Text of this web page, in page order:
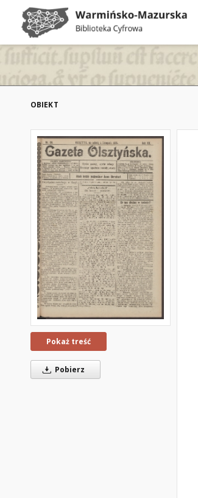
OBIEKT
Pokaż treść
Pobierz